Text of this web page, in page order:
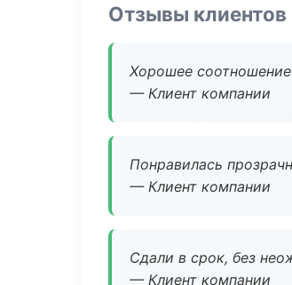
Отзывы клиентов
Хорошее
— Клиент компании
Понравилась
— Клиент компании
Сдали в срок, без
— Клиент компании